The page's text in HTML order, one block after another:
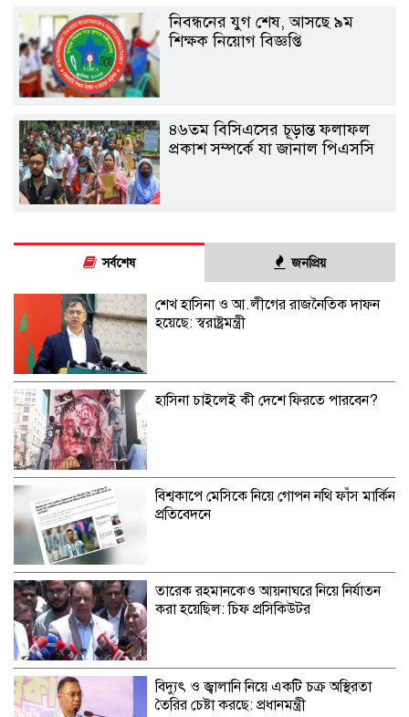
নিবন্ধনের যুগ শেষ, আসছে ৯ম
শিক্ষক নিয়োগ বিজ্ঞপ্তি
৪৬তম বিসিএসের চূড়ান্ত ফলাফল
প্রকাশ সম্পর্কে যা জানাল পিএসসি
সর্বশেষ জনপ্রিয়
শেখ হাসিনা ও আ.লীগের রাজনৈতিক দাফন
হয়েছে: স্বরাষ্ট্রমন্ত্রী
হাসিনা চাইলেই কী দেশে ফিরতে পারবেন?
বিশ্বকাপে মেসিকে নিয়ে গোপন নথি ফাঁস মার্কিন
প্রতিবেদনে
তারেক রহমানকেও আয়নাঘরে নিয়ে নির্যাতন
করা হয়েছিল: চিফ প্রসিকিউটর
বিদ্যুৎ ও জ্বালানি নিয়ে একটি চক্র অস্থিরতা
তৈরির চেষ্টা করছে: প্রধানমন্ত্রী